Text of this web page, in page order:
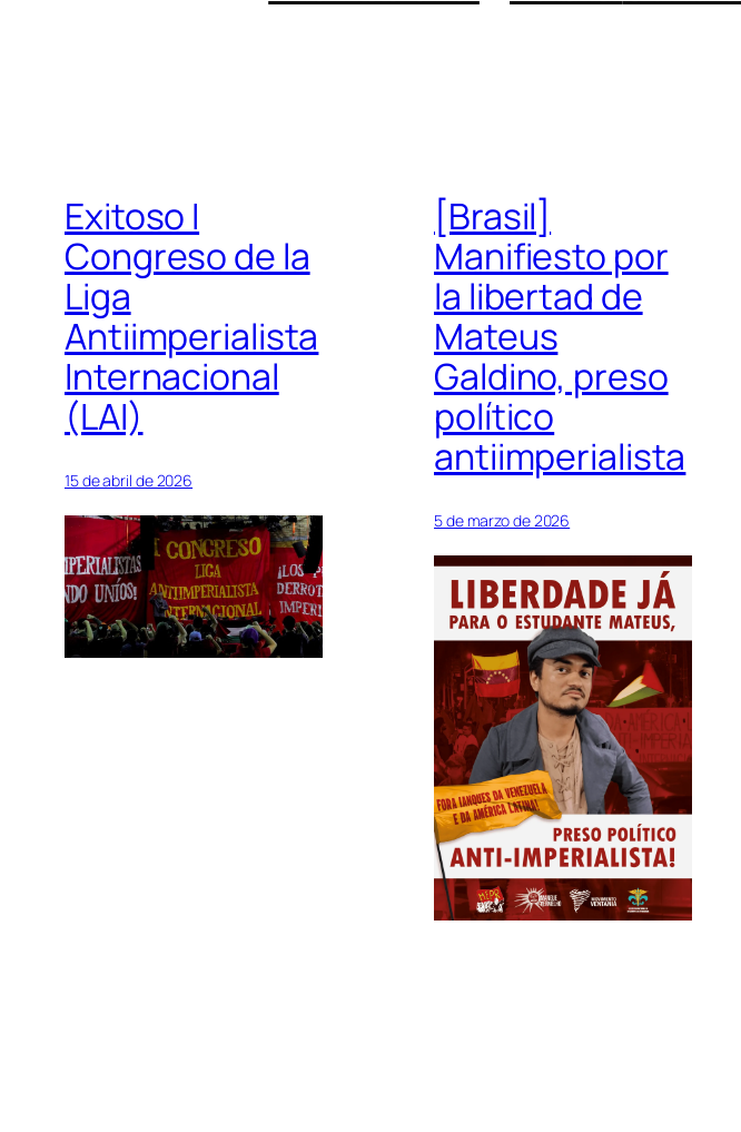
Exitoso I
Congreso de la
Liga
Antiimperialista
Internacional
(LAI)
15 de abril de 2026
[Brasil]
Manifiesto por
la libertad de
Mateus
Galdino, preso
político
antiimperialista
5 de marzo de 2026